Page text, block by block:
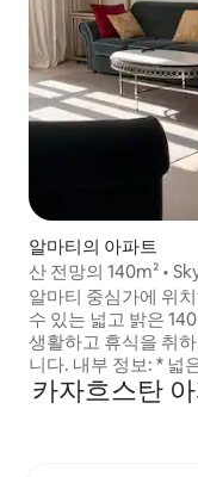
알마티의 아파트
산 전망의 140m² •
알마티 중심가에 위
수 있는 넓고 밝은 140㎡ 아
생활하고 휴식을 취
니다. 내부 정보: * 넓은 거실 * 별도의 침실 2
개 * 편안한 침대와 침구 * 잘 갖춰진
욕실 및 별도의 샤워
카자흐스탄